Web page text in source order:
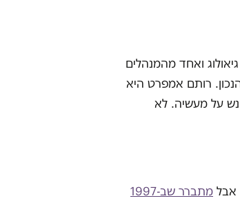
ואחד מהמנהלים
רותם אמפרט היא
על מעשיה. לא
אבל
מתברר שב-1997